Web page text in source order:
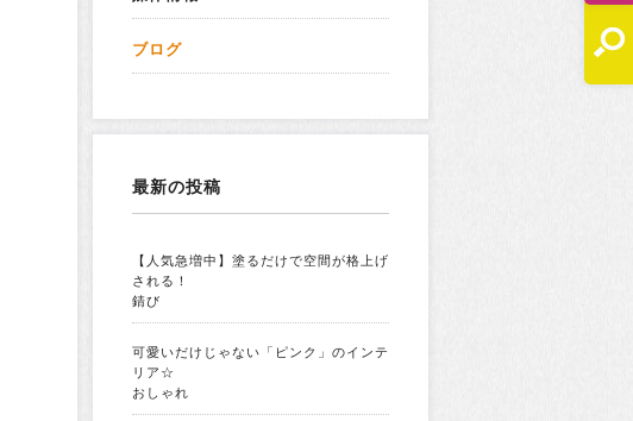
ブログ
最新の投稿
【人気急増中】塗るだけで空間が格上げ
される！
錆び
可愛いだけじゃない「ピンク」のインテ
リア☆
おしゃれ